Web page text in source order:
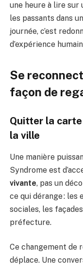
une heure à lire sur
les passants dans
journée, c’est
d’expérience
Se
façon de
Quitter la
la ville
Une manière
Syndrome est
vivante, pas un
ce qui dérange : les
sociales, les
préfecture.
Ce changement de
déplace. Une